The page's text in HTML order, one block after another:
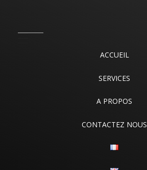
ACCUEIL
SERVICES
A PROPOS
CONTACTEZ NOUS